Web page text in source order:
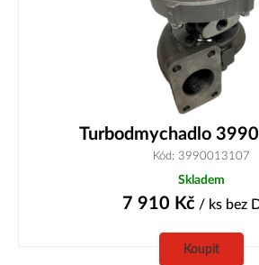
Turbodmychadlo
Kód: 3990013107
Skladem
7 910 Kč/ ks bez
Koupit